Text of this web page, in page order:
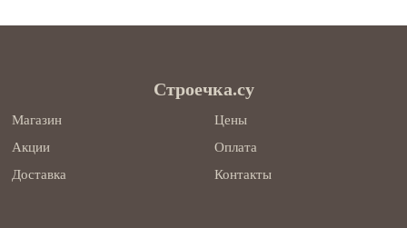
Строечка.су
Магазин
Цены
Акции
Оплата
Доставка
Контакты